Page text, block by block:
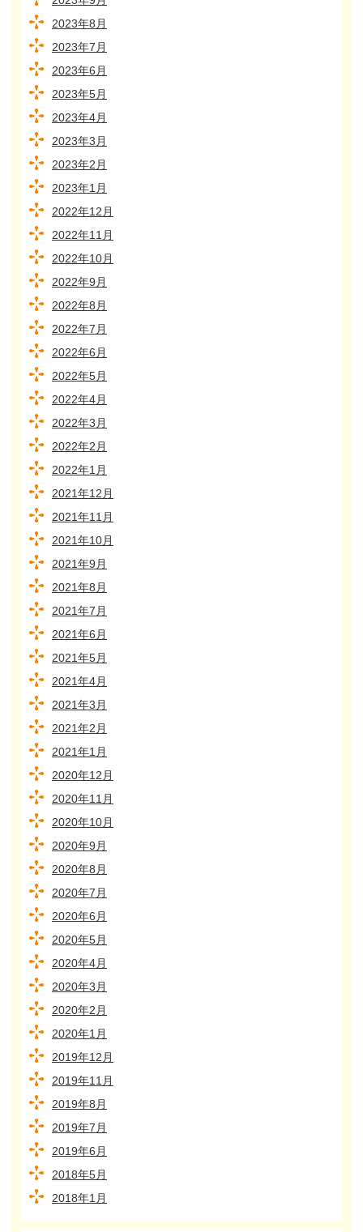
2023年8月
2023年7月
2023年6月
2023年5月
2023年4月
2023年3月
2023年2月
2023年1月
2022年12月
2022年11月
2022年10月
2022年9月
2022年8月
2022年7月
2022年6月
2022年5月
2022年4月
2022年3月
2022年2月
2022年1月
2021年12月
2021年11月
2021年10月
2021年9月
2021年8月
2021年7月
2021年6月
2021年5月
2021年4月
2021年3月
2021年2月
2021年1月
2020年12月
2020年11月
2020年10月
2020年9月
2020年8月
2020年7月
2020年6月
2020年5月
2020年4月
2020年3月
2020年2月
2020年1月
2019年12月
2019年11月
2019年8月
2019年7月
2019年6月
2018年5月
2018年1月